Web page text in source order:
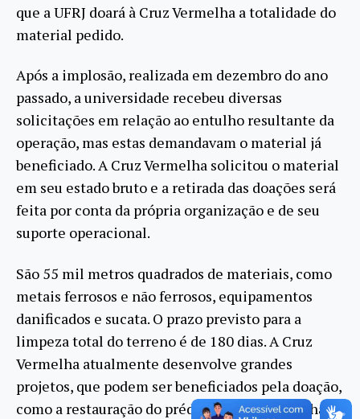
que a UFRJ doará à Cruz Vermelha a totalidade do
material pedido.
Após a implosão, realizada em dezembro do ano
passado, a universidade recebeu diversas
solicitações em relação ao entulho resultante da
operação, mas estas demandavam o material já
beneficiado. A Cruz Vermelha solicitou o material
em seu estado bruto e a retirada das doações será
feita por conta da própria organização e de seu
suporte operacional.
São 55 mil metros quadrados de materiais, como
metais ferrosos e não ferrosos, equipamentos
danificados e sucata. O prazo previsto para a
limpeza total do terreno é de 180 dias. A Cruz
Vermelha atualmente desenvolve grandes
projetos, que podem ser beneficiados pela doação,
como a restauração do prédio da Cruz Vermelha